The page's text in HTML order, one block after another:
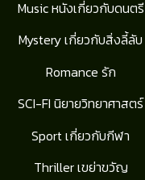
Music หนังเกี่ยวกับดนตรี
Mystery เกี่ยวกับสิ่งลี้ลับ
Romance รัก
SCI-FI นิยายวิทยาศาสตร์
Sport เกี่ยวกับกีฬา
Thriller เขย่าขวัญ